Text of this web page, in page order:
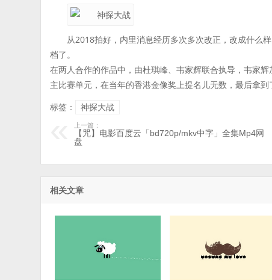
从2018拍好，内里消息经历多次多次改正，改成什么
档了。
在两人合作的作品中，由杜琪峰、韦家辉联合执导，韦家
主比赛单元，在当年的香港金像奖上提名儿无数，最后拿
标签：
神探大战
上一篇：
【咒】电影百度云「bd720p/mkv中字」全集Mp4网
盘
相关文章